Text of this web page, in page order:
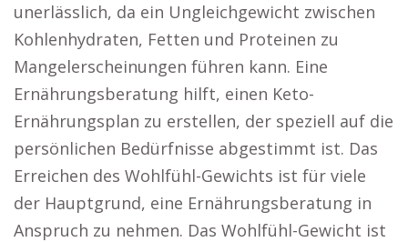
unerlässlich, da ein Ungleichgewicht zwischen
Kohlenhydraten, Fetten und Proteinen zu
Mangelerscheinungen führen kann. Eine
Ernährungsberatung hilft, einen Keto-
Ernährungsplan zu erstellen, der speziell auf die
persönlichen Bedürfnisse abgestimmt ist. Das
Erreichen des Wohlfühl-Gewichts ist für viele
der Hauptgrund, eine Ernährungsberatung in
Anspruch zu nehmen. Das Wohlfühl-Gewicht ist